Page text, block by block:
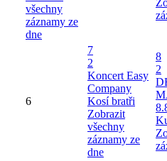
všechny
záznamy ze
dne
6
7
2
Koncert Easy
Company
Kosí bratři
Zobrazit
všechny
záznamy ze
dne
8
2